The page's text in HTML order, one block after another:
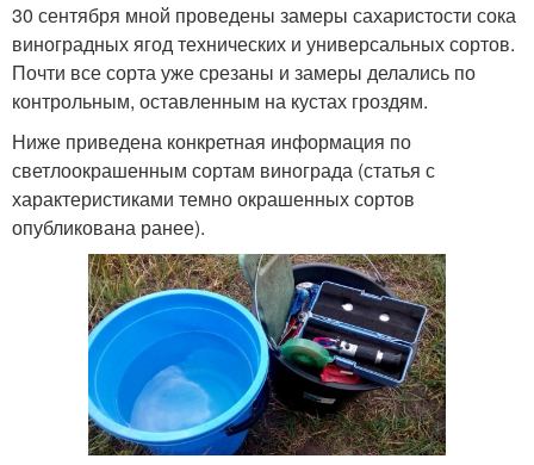
30 сентября мной проведены замеры сахаристости сока
виноградных ягод технических и универсальных сортов.
Почти все сорта уже срезаны и замеры делались по
контрольным, оставленным на кустах гроздям.
Ниже приведена конкретная информация по
светлоокрашенным сортам винограда (статья с
характеристиками темно окрашенных сортов
опубликована ранее).